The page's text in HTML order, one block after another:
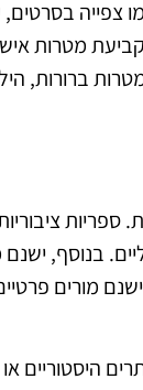
צפייה
מטרות
ברורות,
בנוסף, ישנם
מורים
היסטוריים או